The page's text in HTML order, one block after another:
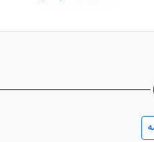
داشت.
برای سفر به مشهد می باشد که